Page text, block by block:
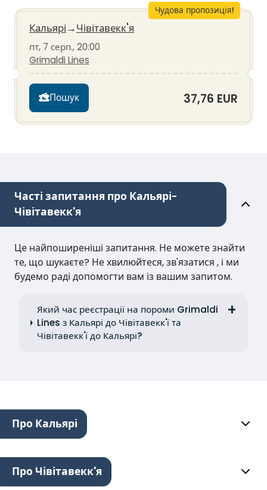
Чудова пропозиція!
Кальярі→Чівітавекк'я
пт, 7 серп., 20:00
Grimaldi Lines
Пошук 37,76 EUR
Часті запитання про Кальярі-
Чівітавекк'я
Це найпоширеніші запитання. Не можете знайти
те, що шукаєте? Не хвилюйтеся, зв'язатися , і ми
будемо раді допомогти вам із вашим запитом.
Який час реєстрації на пороми Grimaldi
Lines з Кальярі до Чівітавекк'ї та
Чівітавекк'ї до Кальярі?
Про Кальярі
Про Чівітавекк'я